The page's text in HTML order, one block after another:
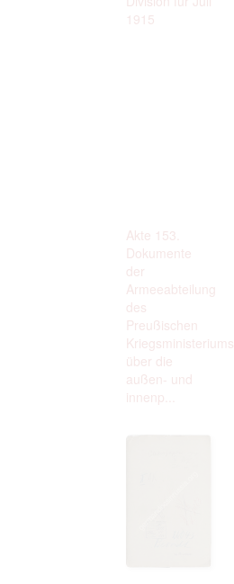
1915
Akte 153.
Dokumente
der
Armeeabteilung
des
Preußischen
Kriegsministeriums
über die
außen- und
innenp...